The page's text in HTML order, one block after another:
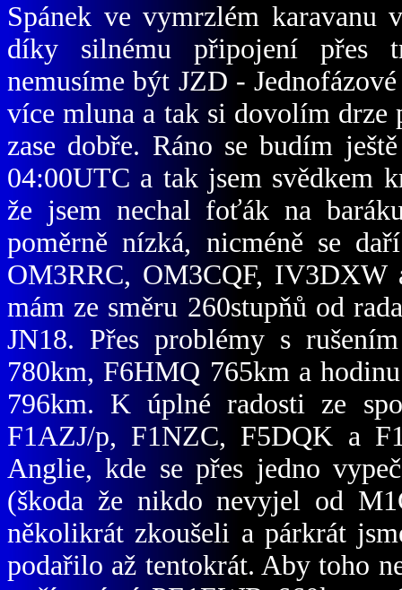
Spánek ve vymrzlém karavanu
díky silnému připojení přes
nemusíme být JZD -
více mluna a tak si dovolím
zase dobře. Ráno se budím
04:00UTC a tak jsem svědkem
že jsem nechal foťák na
poměrně nízká, nicméně se
OM3RRC, OM3CQF, IV3DXW
mám ze směru 260stupňů od
JN18. Přes problémy s
780km, F6HMQ 765km a
796km. K úplné radosti ze
F1AZJ/p, F1NZC, F5DQK a
Anglie, kde se přes jedno
(škoda že nikdo nevyjel od
několikrát zkoušeli a párkrát
podařilo až tentokrát. Aby toho